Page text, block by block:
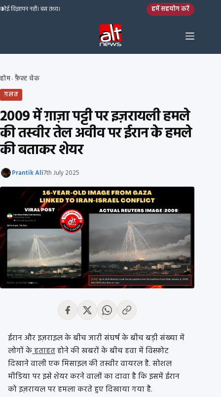
Skip to content
कोई विज्ञापन नहीं। बस तथ्य। हमें सहयोग करें
होम› फ़ैक्ट चेक
ग़लत
2009 में ग़ाज़ा पट्टी पर इज़रायली हमले
की तस्वीर तेल अवीव पर ईरान के हमले
की बताकर शेयर
Prantik Ali7th July 2025
ईरान और इज़राइल के बीच जारी संघर्ष के बीच बड़ी संख्या में
लोगों केहताहतहोने की खबरों के बीच हवा में विस्फ़ोट
दिखाने वाली एक मिसाइल की तस्वीर वायरल है. सोशल
मीडिया पर इसे शेयर करने वालों का दावा है कि इसमें ईरान
को इज़रायल पर हमला करते हुए दिखाया गया है.